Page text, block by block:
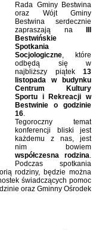
Rada Gminy Bestwina
oraz Wójt Gminy
Bestwina serdecznie
zapraszają na
Bestwińskie
Spotkania
Socjologiczne, które
odbędą się w
najbliższy piątek 13
listopada w budynku
Centrum Kultury
Sportu i Rekreacji w
Bestwinie o godzinie
16.
Tegoroczny temat
konferencji bliski jest
każdemu z nas, jest
nim bowiem
współczesna rodzina.
Podczas spotkania
rodziny, będzie można
świadczących pomoc
oraz Gminny Ośrodek